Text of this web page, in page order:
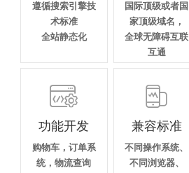
遵循搜索引擎技
术标准
全站静态化
国际顶级或者国
家顶级域名，
全球无障碍互联
互通

功能开发
购物车，订单系
统，物流查询

兼容标准
不同操作系统、
不同浏览器、